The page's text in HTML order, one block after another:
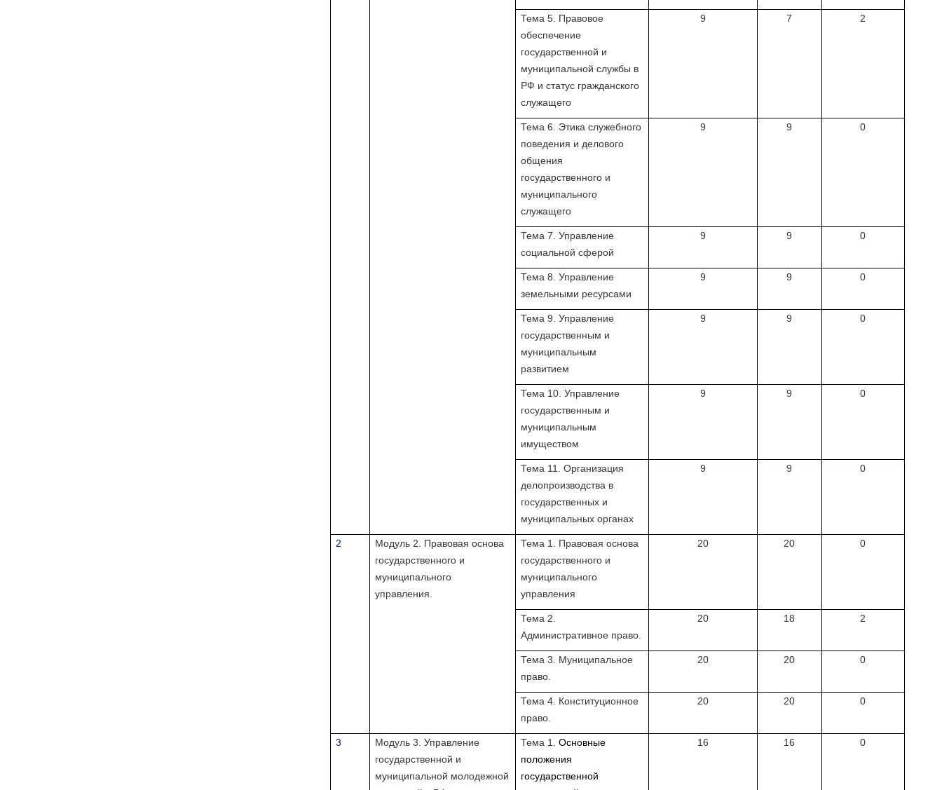
Тема 5. Правовое
обеспечение
государственной и
муниципальной службы в
РФ и статус гражданского
служащего
9 7 2
Тема 6. Этика служебного
поведения и делового
общения
государственного и
муниципального
служащего
9 9 0
Тема 7. Управление
социальной сферой
9 9 0
Тема 8. Управление
земельными ресурсами
9 9 0
Тема 9. Управление
государственным и
муниципальным
развитием
9 9 0
Тема 10. Управление
государственным и
муниципальным
имуществом
9 9 0
Тема 11. Организация
делопроизводства в
государственных и
муниципальных органах
9 9 0
2
Модуль 2. Правовая основа
государственного и
муниципального
управления.
Тема 1. Правовая основа
государственного и
муниципального
управления
20 20 0
Тема 2.
Административное право.
20 18 2
Тема 3. Муниципальное
право.
20 20 0
Тема 4. Конституционное
право.
20 20 0
3
Модуль 3. Управление
государственной и
муниципальной молодежной
Тема 1. Основные
положения
государственной
16 16 0